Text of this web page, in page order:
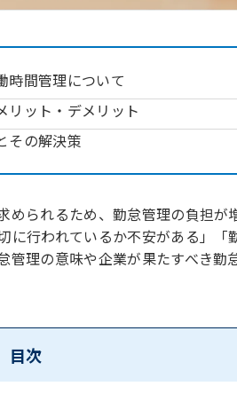
時間管理について
リット・デメリット
その解決策
られるため、勤怠管理の負担が
行われているか不安がある」「
理の意味や企業が果たすべき勤
目次